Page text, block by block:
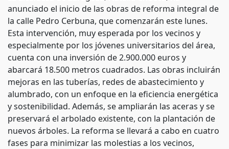
anunciado el inicio de las obras de reforma integral de
la calle Pedro Cerbuna, que comenzarán este lunes.
Esta intervención, muy esperada por los vecinos y
especialmente por los jóvenes universitarios del área,
cuenta con una inversión de 2.900.000 euros y
abarcará 18.500 metros cuadrados. Las obras incluirán
mejoras en las tuberías, redes de abastecimiento y
alumbrado, con un enfoque en la eficiencia energética
y sostenibilidad. Además, se ampliarán las aceras y se
preservará el arbolado existente, con la plantación de
nuevos árboles. La reforma se llevará a cabo en cuatro
fases para minimizar las molestias a los vecinos,